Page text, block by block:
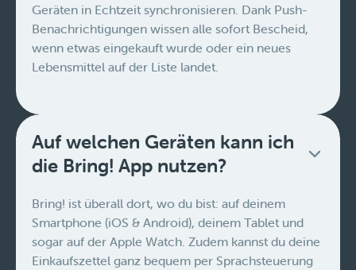
Geräten in Echtzeit synchronisieren. Dank Push-
Benachrichtigungen wissen alle sofort Bescheid,
wenn etwas eingekauft wurde oder ein neues
Lebensmittel auf der Liste landet.
Auf welchen Geräten kann ich
die Bring! App nutzen?
Bring! ist überall dort, wo du bist: auf deinem
Smartphone (iOS & Android), deinem Tablet und
sogar auf der Apple Watch. Zudem kannst du deine
Einkaufszettel ganz bequem per Sprachsteuerung